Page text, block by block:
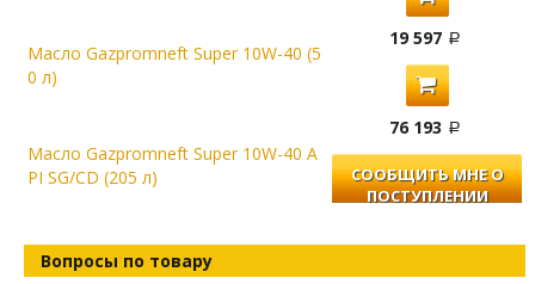
Масло Gazpromneft Super 10W-40 (5
0 л)
19 597
Масло Gazpromneft Super 10W-40 A
PI SG/CD (205 л)
76 193
СООБЩИТЬ МНЕ О
ПОСТУПЛЕНИИ
Вопросы по товару